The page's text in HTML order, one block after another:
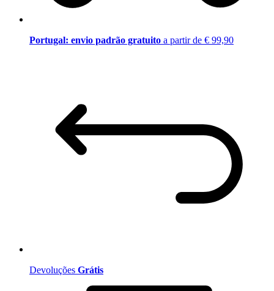
Portugal: envio padrão gratuito a partir de € 99,90
Devoluções Grátis